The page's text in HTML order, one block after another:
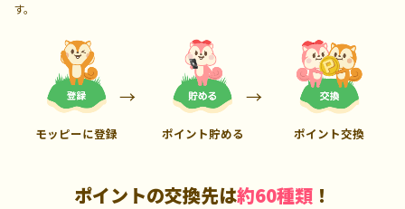
す。
モッピーに登録 ポイント貯める ポイント交換
ポイントの交換先は約60種類 ！